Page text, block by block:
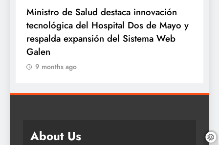
Ministro de Salud destaca innovación
tecnológica del Hospital Dos de Mayo y
respalda expansión del Sistema Web
Galen
9 months ago
About Us